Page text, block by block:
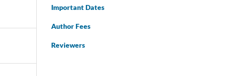
Important Dates
Author Fees
Reviewers